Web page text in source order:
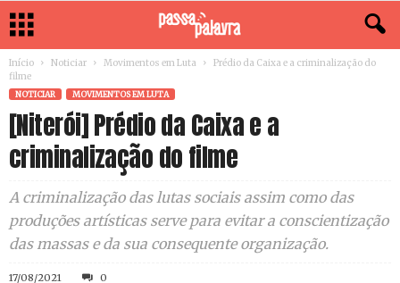
Início Noticiar Movimentos em Luta
Prédio da Caixa e a criminalização do
filme
NOTICIAR MOVIMENTOS EM LUTA
[Niterói] Prédio da Caixa e a
criminalização do filme
A criminalização das lutas sociais assim como das
produções artísticas serve para evitar a conscientização
das massas e da sua consequente organização.
17/08/2021 0